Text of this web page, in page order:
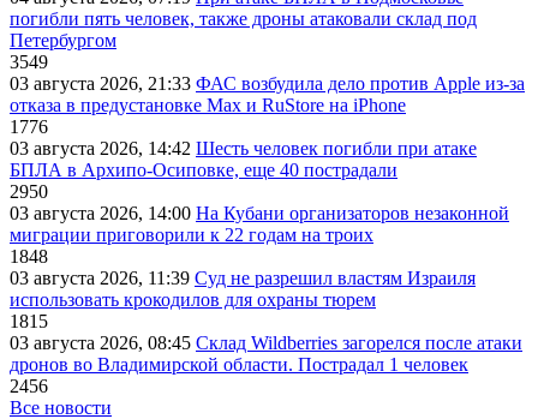
погибли пять человек, также дроны атаковали склад под
Петербургом
3549
03 августа 2026, 21:33 ФАС возбудила дело против Apple из-за
отказа в предустановке Max и RuStore на iPhone
1776
03 августа 2026, 14:42 Шесть человек погибли при атаке
БПЛА в Архипо-Осиповке, еще 40 пострадали
2950
03 августа 2026, 14:00 На Кубани организаторов незаконной
миграции приговорили к 22 годам на троих
1848
03 августа 2026, 11:39 Суд не разрешил властям Израиля
использовать крокодилов для охраны тюрем
1815
03 августа 2026, 08:45 Склад Wildberries загорелся после атаки
дронов во Владимирской области. Пострадал 1 человек
2456
Все новости